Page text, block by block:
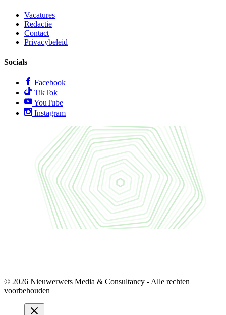
Vacatures
Redactie
Contact
Privacybeleid
Socials
Facebook
TikTok
YouTube
Instagram
© 2026 Nieuwerwets Media & Consultancy - Alle rechten
voorbehouden